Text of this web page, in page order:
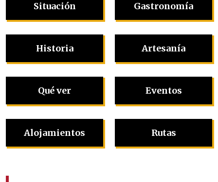
Situación
Historia
Qué ver
Alojamientos
Gastronomía
Artesanía
Eventos
Rutas